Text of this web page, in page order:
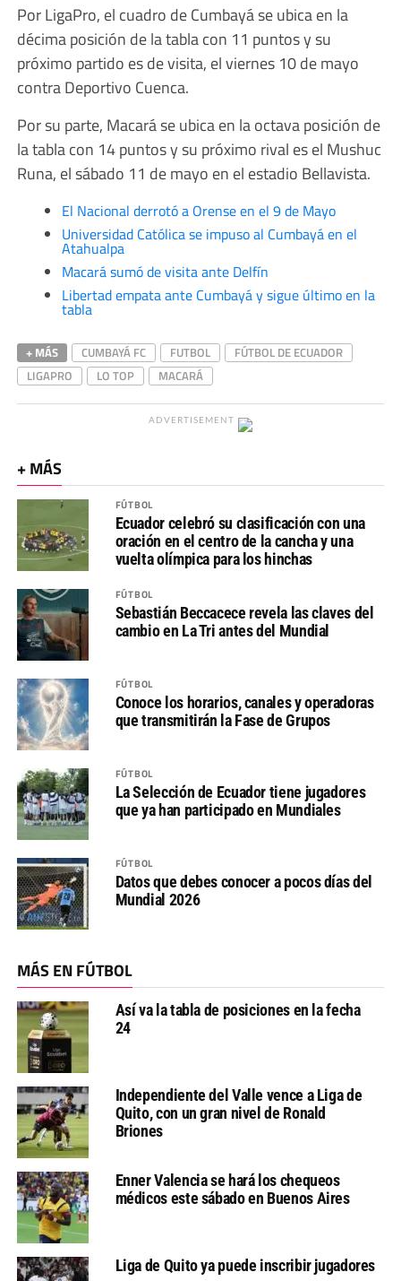
Por LigaPro, el cuadro de Cumbayá se ubica en la
décima posición de la tabla con 11 puntos y su
próximo partido es de visita, el viernes 10 de mayo
contra Deportivo Cuenca.
Por su parte, Macará se ubica en la octava posición de
la tabla con 14 puntos y su próximo rival es el Mushuc
Runa, el sábado 11 de mayo en el estadio Bellavista.
El Nacional derrotó a Orense en el 9 de Mayo
Universidad Católica se impuso al Cumbayá en el
Atahualpa
Macará sumó de visita ante Delfín
Libertad empata ante Cumbayá y sigue último en la
tabla
+ MÁS CUMBAYÁ FC FUTBOL
FÚTBOL DE ECUADOR
LIGAPRO
LO TOP MACARÁ
ADVERTISEMENT
+ MÁS
FÚTBOL
Ecuador celebró su clasificación con una
oración en el centro de la cancha y una
vuelta olímpica para los hinchas
FÚTBOL
Sebastián Beccacece revela las claves del
cambio en La Tri antes del Mundial
FÚTBOL
Conoce los horarios, canales y operadoras
que transmitirán la Fase de Grupos
FÚTBOL
La Selección de Ecuador tiene jugadores
que ya han participado en Mundiales
FÚTBOL
Datos que debes conocer a pocos días del
Mundial 2026
MÁS EN FÚTBOL
Así va la tabla de posiciones en la fecha
24
Independiente del Valle vence a Liga de
Quito, con un gran nivel de Ronald
Briones
Enner Valencia se hará los chequeos
médicos este sábado en Buenos Aires
Liga de Quito ya puede inscribir jugadores